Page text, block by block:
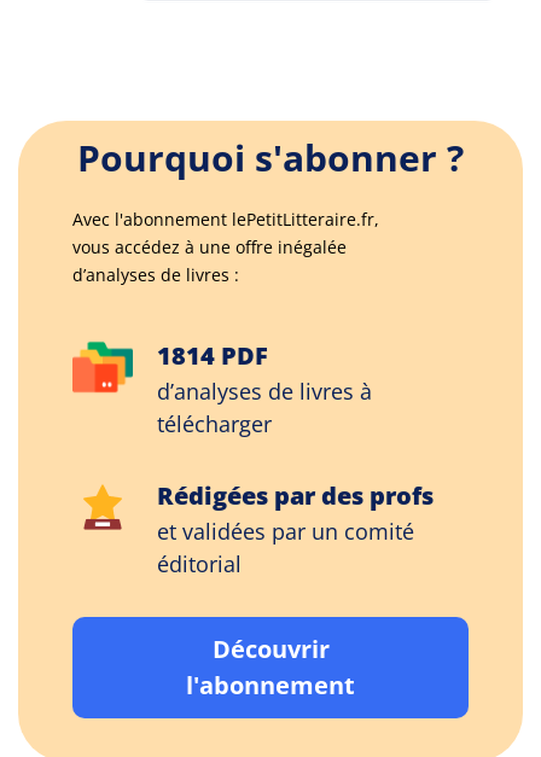
Pourquoi s'abonner ?
Avec l'abonnement lePetitLitteraire.fr,
vous accédez à une offre inégalée
d’analyses de livres :
1814 PDF
d’analyses de livres à
télécharger
Rédigées par des profs
et validées par un comité
éditorial
Découvrir
l'abonnement